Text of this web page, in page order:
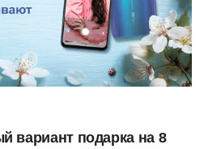
вариант подарка на 8